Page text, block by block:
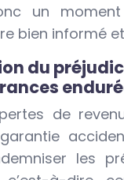
un
bien informé
du
de
les